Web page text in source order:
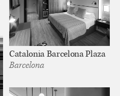
Catalonia Barcelona Plaza
Barcelona